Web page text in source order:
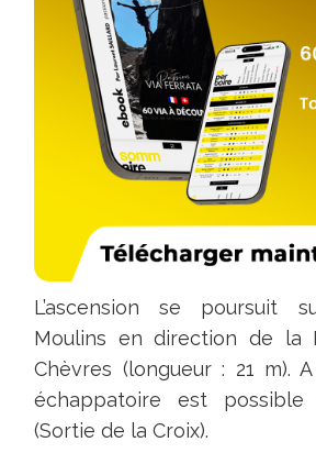
—
État
de
la
via
—
Publié
09/06/2026
à
07:13
Ras
condi
L’ascension se poursuit
Moulins en direction de la
Chèvres (longueur : 21 m).
échappatoire est
(Sortie de la Croix).